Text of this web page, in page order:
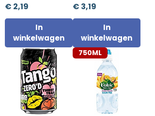
Prijs
€ 2,19
In
winkelwagen
Prijs
€ 3,19
In
winkelwagen
750ML